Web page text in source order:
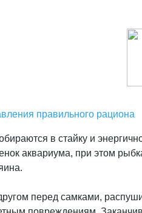
правильного рациона
в стайку и
аквариума, при этом
перед самками,